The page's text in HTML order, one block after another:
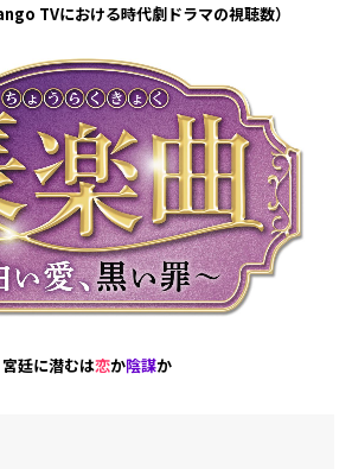
TVにおける時代劇ドラマの視聴数）
宮廷に潜むは恋か陰謀か――